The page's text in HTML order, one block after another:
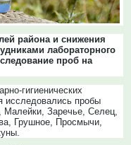
района и снижения
лабораторного
проб на
гигиенических
исследовались пробы
Малейки, Заречье, Селец,
Грушное, Просмычи,